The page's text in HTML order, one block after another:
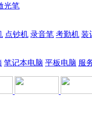
光笔
点钞机 录音笔 考勤机 装
笔记本电脑 平板电脑 服